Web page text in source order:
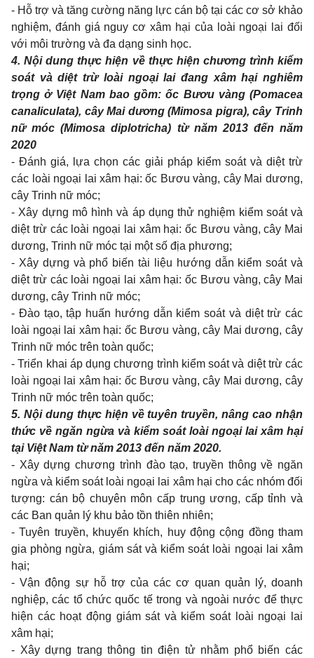
- Hỗ trợ và tăng cường năng lực cán bộ tại các cơ sở khảo
nghiệm, đánh giá nguy cơ xâm hại của loài ngoại lai đối
với môi trường và đa dạng sinh học.
4. Nội dung thực hiện về thực hiện chương trình kiểm
soát và diệt trừ loài ngoại lai đang xâm hại nghiêm
trọng ở Việt Nam bao gồm: ốc Bươu vàng (Pomacea
canaliculata), cây Mai dương (Mimosa pigra), cây Trinh
nữ móc (Mimosa diplotricha) từ năm 2013 đến năm
2020
- Đánh giá, lựa chọn các giải pháp kiểm soát và diệt trừ
các loài ngoại lai xâm hại: ốc Bươu vàng, cây Mai dương,
cây Trinh nữ móc;
- Xây dựng mô hình và áp dụng thử nghiệm kiểm soát và
diệt trừ các loài ngoại lai xâm hại: ốc Bươu vàng, cây Mai
dương, Trinh nữ móc tại một số địa phương;
- Xây dựng và phổ biến tài liệu hướng dẫn kiểm soát và
diệt trừ các loài ngoại lai xâm hại: ốc Bươu vàng, cây Mai
dương, cây Trinh nữ móc;
- Đào tạo, tập huấn hướng dẫn kiểm soát và diệt trừ các
loài ngoại lai xâm hại: ốc Bươu vàng, cây Mai dương, cây
Trinh nữ móc trên toàn quốc;
- Triển khai áp dụng chương trình kiểm soát và diệt trừ các
loài ngoại lai xâm hại: ốc Bươu vàng, cây Mai dương, cây
Trinh nữ móc trên toàn quốc;
5. Nội dung thực hiện về tuyên truyền, nâng cao nhận
thức về ngăn ngừa và kiểm soát loài ngoại lai xâm hại
tại Việt Nam từ năm 2013 đến năm 2020.
- Xây dựng chương trình đào tạo, truyền thông về ngăn
ngừa và kiểm soát loài ngoại lai xâm hại cho các nhóm đối
tượng: cán bộ chuyên môn cấp trung ương, cấp tỉnh và
các Ban quản lý khu bảo tồn thiên nhiên;
- Tuyên truyền, khuyến khích, huy động cộng đồng tham
gia phòng ngừa, giám sát và kiểm soát loài ngoại lai xâm
hại;
- Vận động sự hỗ trợ của các cơ quan quản lý, doanh
nghiệp, các tổ chức quốc tế trong và ngoài nước để thực
hiện các hoạt động giám sát và kiểm soát loài ngoại lai
xâm hại;
- Xây dựng trang thông tin điện tử nhằm phổ biến các